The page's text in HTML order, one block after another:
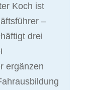
Koch ist
–
drei
ergänzen